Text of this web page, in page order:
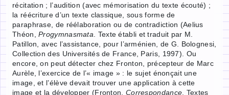
récitation ; l’audition (avec mémorisation du texte écouté) ;
la réécriture d’un texte classique, sous forme de
paraphrase, de réélaboration ou de contradiction (Aelius
Théon,Progymnasmata . Texte établi et traduit par M.
Patillon, avec l’assistance, pour l’arménien, de G. Bolognesi,
Collection des Universités de France, Paris, 1997). Ou
encore, on peut détecter chez Fronton, précepteur de Marc
Aurèle, l’exercice de l’« image » : le sujet énonçait une
image, et l’élève devait trouver une application à cette
image et la développer (Fronton, Correspondance . Textes